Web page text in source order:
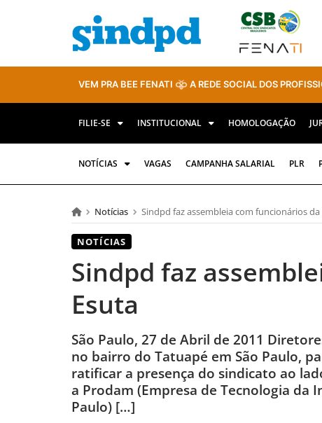
VEM PRA BEE FENATI A REDE SOCIAL DOS
FILIE-SE INSTITUCIONAL HOMOLOGAÇÃO
NOTÍCIAS VAGAS CAMPANHA SALARIAL PLR
Notícias Sindpd faz assembleia com funcionários da
NOTÍCIAS
Sindpd faz
Esuta
São Paulo, 27 de Abril de 2011
no bairro do Tatuapé em São Paulo,
ratificar a presença do sindicato ao
a Prodam (Empresa de Tecnologia da
Paulo) […]